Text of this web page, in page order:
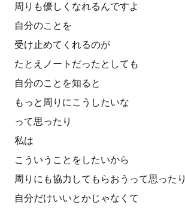
周りも優しくなれるんですよ
自分のことを
受け止めてくれるのが
たとえノートだったとしても
自分のことを知ると
もっと周りにこうしたいな
って思ったり
私は
こういうことをしたいから
周りにも協力してもらおうって思ったり
自分だけいいとかじゃなくて